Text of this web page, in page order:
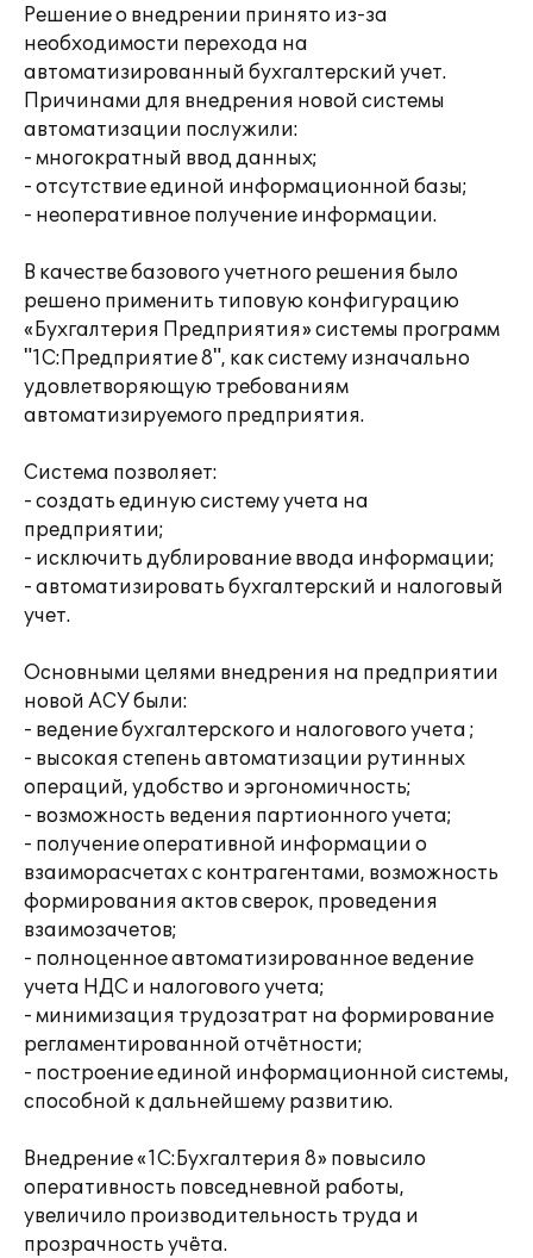
Решение о внедрении принято из-за
необходимости перехода на
автоматизированный бухгалтерский учет.
Причинами для внедрения новой системы
автоматизации послужили:
- многократный ввод данных;
- отсутствие единой информационной базы;
- неоперативное получение информации.
В качестве базового учетного решения было
решено применить типовую конфигурацию
«Бухгалтерия Предприятия» системы программ
"1С:Предприятие 8", как систему изначально
удовлетворяющую требованиям
автоматизируемого предприятия.
Система позволяет:
- создать единую систему учета на
предприятии;
- исключить дублирование ввода информации;
- автоматизировать бухгалтерский и налоговый
учет.
Основными целями внедрения на предприятии
новой АСУ были:
- ведение бухгалтерского и налогового учета ;
- высокая степень автоматизации рутинных
операций, удобство и эргономичность;
- возможность ведения партионного учета;
- получение оперативной информации о
взаиморасчетах с контрагентами, возможность
формирования актов сверок, проведения
взаимозачетов;
- полноценное автоматизированное ведение
учета НДС и налогового учета;
- минимизация трудозатрат на формирование
регламентированной отчётности;
- построение единой информационной системы,
способной к дальнейшему развитию.
Внедрение «1С:Бухгалтерия 8» повысило
оперативность повседневной работы,
увеличило производительность труда и
прозрачность учёта.